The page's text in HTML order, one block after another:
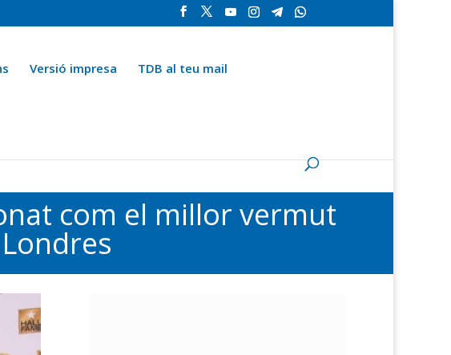
Versió impresa TDB al teu mail
com el millor vermut